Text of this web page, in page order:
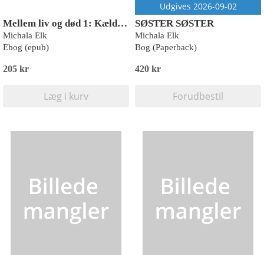
Mellem liv og død 1: Kælderen
Michala Elk
Ebog (epub)
205 kr
Læg i kurv
Udgives 2026-09-02
SØSTER SØSTER
Michala Elk
Bog (Paperback)
420 kr
Forudbestil